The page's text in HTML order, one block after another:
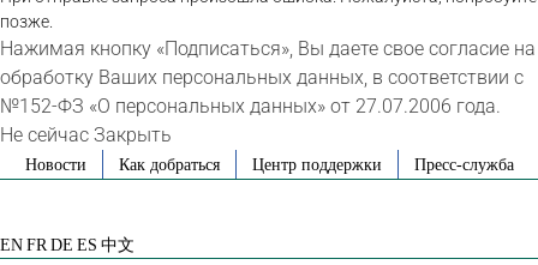
позже.
Нажимая кнопку «Подписаться», Вы даете свое согласие на
обработку Ваших персональных данных, в соответствии с
№152-ФЗ «О персональных данных» от 27.07.2006 года.
Не сейчас Закрыть
SkipНовости Как добраться Центр поддержки Пресс-служба
EN FR DE ES 中文